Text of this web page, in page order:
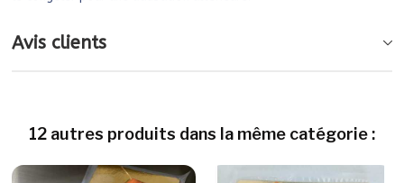
Avis clients
12 autres produits dans la même catégorie :